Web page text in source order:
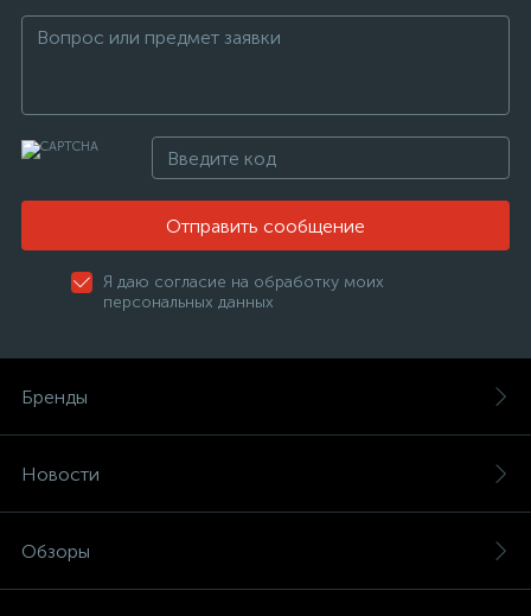
Отправить сообщение
Я даю согласие на обработку моих
персональных данных
Бренды
Новости
Обзоры